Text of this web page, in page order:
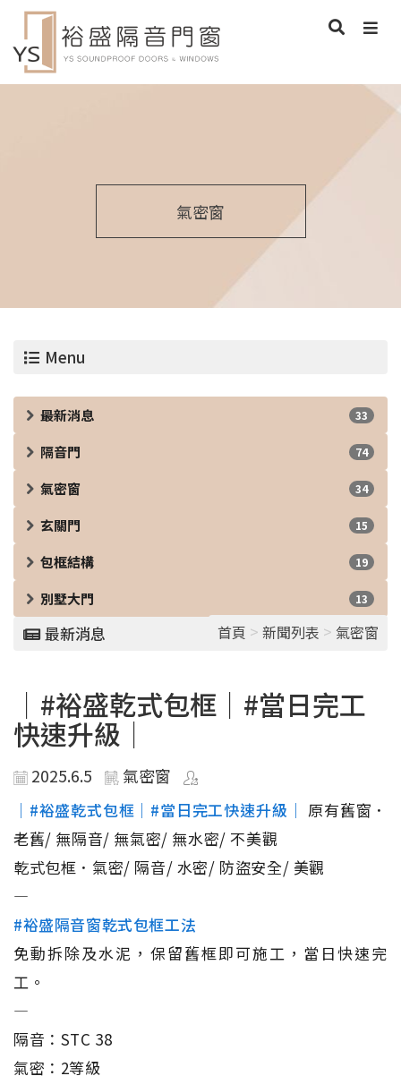
氣密窗
Menu
最新消息 33
隔音門 74
氣密窗 34
玄關門 15
包框結構 19
別墅大門 13
最新消息 首頁 > 新聞列表 > 氣密窗
｜#裕盛乾式包框｜#當日完工
快速升級｜
2025.6.5 氣密窗
｜#裕盛乾式包框｜#當日完工快速升級｜ 原有舊窗．
老舊/ 無隔音/ 無氣密/ 無水密/ 不美觀
乾式包框．氣密/ 隔音/ 水密/ 防盜安全/ 美觀
—
#裕盛隔音窗乾式包框工法
免動拆除及水泥，保留舊框即可施工，當日快速完
工。
—
隔音：STC 38
氣密：2等級